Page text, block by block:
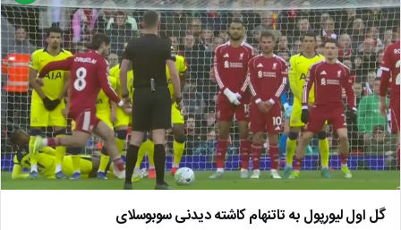
گل اول لیورپول به تاتنهام کاشته دیدنی سوبوسلای